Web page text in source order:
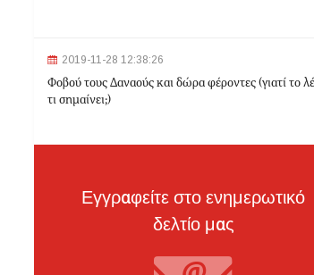
2024-03-21 21:20:35
κατέληξε ο 30χρονος οδηγός - Ερευνώνται τα
2019-11-28 12:38:26
Φοβού τους Δαναούς και δώρα φέροντες (γιατί το
τι σημαίνει;)
Εγγραφείτε στο ενημερωτικό
δελτίο μας